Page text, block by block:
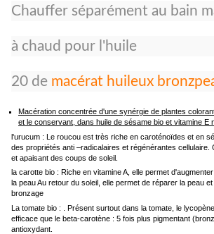
Chauffer séparément au bain
à chaud pour l'huile
20 de macérat huileux
Macération concentrée d'une synérgie de plantes
et le conservant, dans huile de sésame bio et vitamine E
l'urucum : Le roucou est très riche en caroténoïdes et en
des propriétés anti –radicalaires et régénérantes cellulaire.
et apaisant des coups de soleil.
la carotte bio : Riche en vitamine A, elle permet
la peau Au retour du soleil, elle permet de réparer la peau
bronzage
La tomate bio : . Présent surtout dans la tomate, le
efficace que le beta-carotène : 5 fois plus pigmentant
antioxydant.